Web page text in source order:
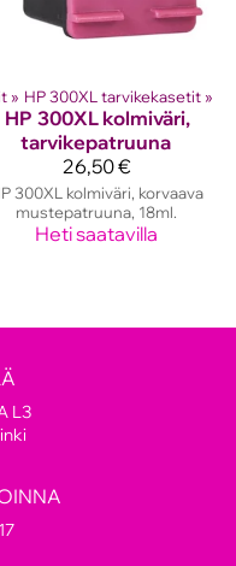
‪» HP 300XL tarvikekasetit ‪»
HP 300XL kolmiväri,
tarvikepatruuna
26,50 €
300XL kolmiväri, korvaava
mustepatruuna, 18ml.
Heti saatavilla
L3